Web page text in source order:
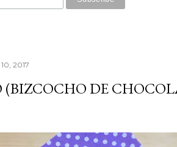
2017
DE